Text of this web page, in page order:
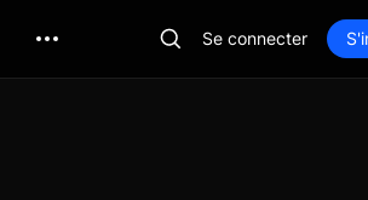
Se connecter